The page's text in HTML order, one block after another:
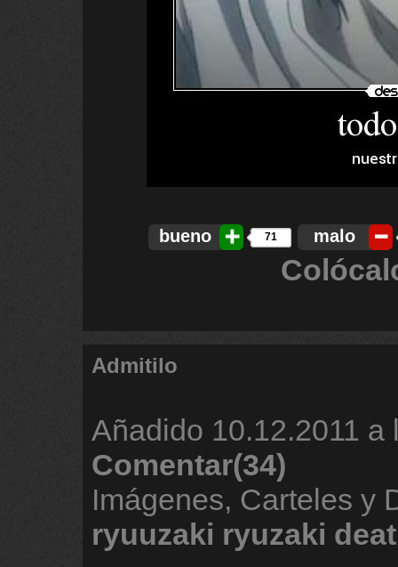
bueno 71 malo
Admitilo
Añadido 10.12.2011 a
Comentar(34)
Imágenes, Carteles y
ryuuzaki ryuzaki